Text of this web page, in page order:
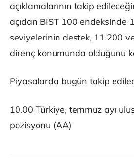
açıklamalarının takip
açıdan BIST 100 endeksinde
seviyelerinin destek, 11.200
direnç konumunda olduğunu
Piyasalarda bugün takip
10.00 Türkiye, temmuz ayı
pozisyonu (AA)